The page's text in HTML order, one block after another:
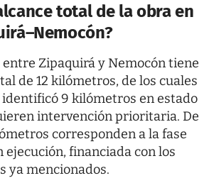
total de la obra en
Zipaquirá y Nemocón tiene
de 12 kilómetros, de los cuales
identificó 9 kilómetros en estado
intervención prioritaria. De
corresponden a la fase
ejecución, financiada con los
ya mencionados.